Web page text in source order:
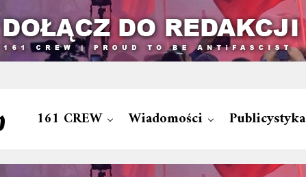
161 CREW Wiadomości Publicystyka